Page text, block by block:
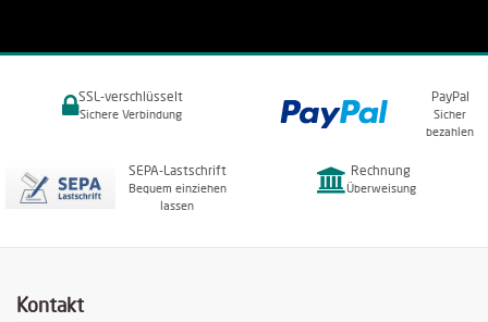
SSL-verschlüsselt
Sichere Verbindung
PayPal
Sicher
bezahlen
SEPA-Lastschrift
Bequem einziehen
lassen
Rechnung
Überweisung
Kontakt